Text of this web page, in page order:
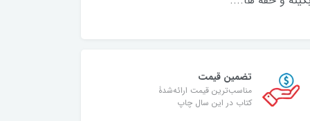
تضمین قیمت
مناسب‌ترین قیمت ارائه‌شدۀ
کتاب در این سال چاپ